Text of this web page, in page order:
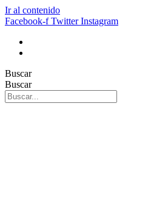
Ir al contenido
Facebook-f Twitter Instagram
Buscar
Buscar